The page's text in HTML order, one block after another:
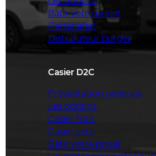
Bâtir votre projet
Partenariat
Distributeur burger
Casier D2C
Présentation générale
Les options
Casier frais
Casier secs
Bâtir votre projet